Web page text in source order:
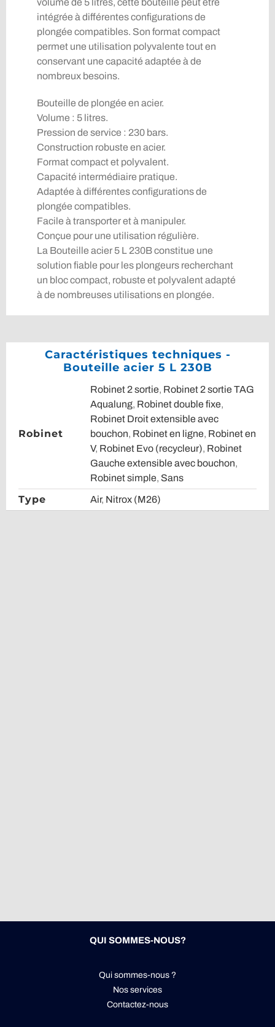
volume de 5 litres, cette bouteille peut être
intégrée à différentes configurations de
plongée compatibles. Son format compact
permet une utilisation polyvalente tout en
conservant une capacité adaptée à de
nombreux besoins.
Bouteille de plongée en acier.
Volume : 5 litres.
Pression de service : 230 bars.
Construction robuste en acier.
Format compact et polyvalent.
Capacité intermédiaire pratique.
Adaptée à différentes configurations de
plongée compatibles.
Facile à transporter et à manipuler.
Conçue pour une utilisation régulière.
La Bouteille acier 5 L 230B constitue une
solution fiable pour les plongeurs recherchant
un bloc compact, robuste et polyvalent adapté
à de nombreuses utilisations en plongée.
Caractéristiques techniques -
Bouteille acier 5 L 230B
Robinet
Robinet 2 sortie, Robinet 2 sortie TAG
Aqualung, Robinet double fixe,
Robinet Droit extensible avec
bouchon, Robinet en ligne, Robinet en
V, Robinet Evo (recycleur), Robinet
Gauche extensible avec bouchon,
Robinet simple, Sans
Type Air, Nitrox (M26)
QUI SOMMES-NOUS?
Qui sommes-nous ?
Nos services
Contactez-nous